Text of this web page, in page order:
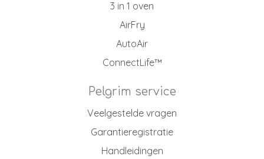
3 in 1 oven
AirFry
AutoAir
ConnectLife™
Pelgrim service
Veelgestelde vragen
Garantieregistratie
Handleidingen